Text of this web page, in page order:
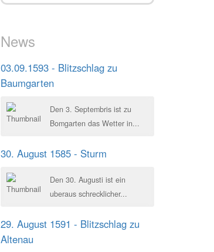
News
03.09.1593 - Blitzschlag zu
Baumgarten
Den 3. Septembris ist zu
Bomgarten das Wetter in...
30. August 1585 - Sturm
Den 30. Augusti ist ein
uberaus schrecklicher...
29. August 1591 - Blitzschlag zu
Altenau